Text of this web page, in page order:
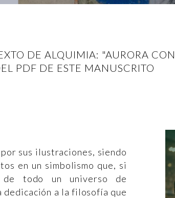
DE ALQUIMIA: "AURORA
PDF DE ESTE MANUSCRITO
sus ilustraciones, siendo
en un simbolismo que, si
todo un universo de
dedicación a la filosofía que